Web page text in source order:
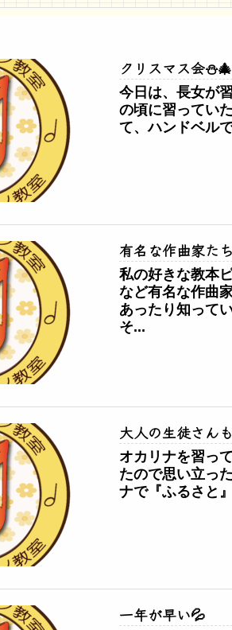
クリスマス会
今日は、長女が
の頃に習ってい
て、ハンドベル
有名な作曲家たち
私の好きな教本
など有名な作曲
あったり知って
そ...
大人の生徒さん
オカリナを習っ
たので思い立っ
ナで『ふるさと
一年が早い💦